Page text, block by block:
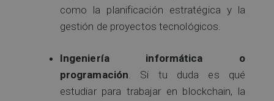
como la planificación estratégica y la
gestión de proyectos tecnológicos.
Ingeniería informática o
programación. Si tu duda es qué
estudiar para trabajar en blockchain, la